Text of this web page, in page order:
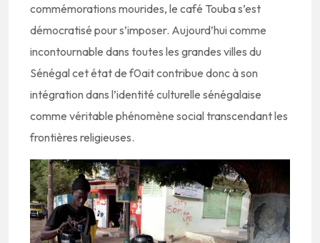
commémorations mourides, le café Touba s’est
démocratisé pour s’imposer. Aujourd’hui comme
incontournable dans toutes les grandes villes du
Sénégal cet état de f0ait contribue donc à son
intégration dans l’identité culturelle sénégalaise
comme véritable phénomène social transcendant les
frontières religieuses.